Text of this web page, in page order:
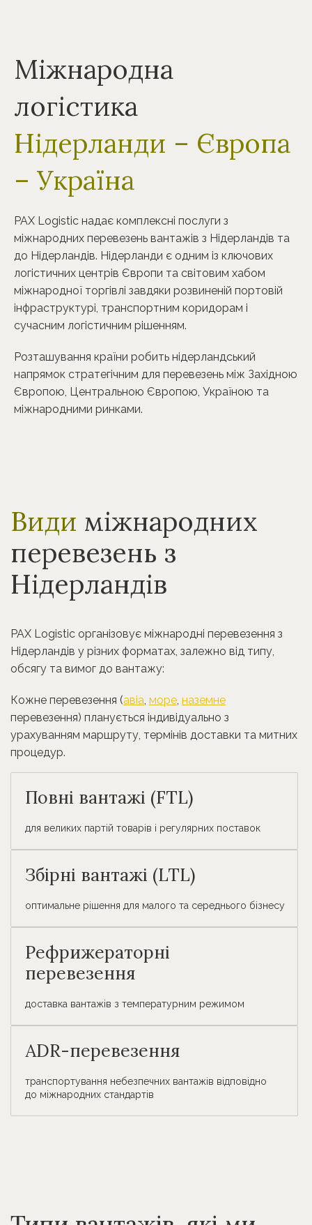
Міжнародна
логістика
Нідерланди – Європа
– Україна
PAX Logistic надає комплексні послуги з
міжнародних перевезень вантажів з Нідерландів та
до Нідерландів. Нідерланди є одним із ключових
логістичних центрів Європи та світовим хабом
міжнародної торгівлі завдяки розвиненій портовій
інфраструктурі, транспортним коридорам і
сучасним логістичним рішенням.
Розташування країни робить нідерландський
напрямок стратегічним для перевезень між Західною
Європою, Центральною Європою, Україною та
міжнародними ринками.
Види міжнародних
перевезень з
Нідерландів
PAX Logistic організовує міжнародні перевезення з
Нідерландів у різних форматах, залежно від типу,
обсягу та вимог до вантажу:
Кожне перевезення (авіа, море, наземне
перевезення) планується індивідуально з
урахуванням маршруту, термінів доставки та митних
процедур.
Повні вантажі (FTL)
для великих партій товарів і регулярних поставок
Збірні вантажі (LTL)
оптимальне рішення для малого та середнього бізнесу
Рефрижераторні
перевезення
доставка вантажів з температурним режимом
ADR-перевезення
транспортування небезпечних вантажів відповідно
до міжнародних стандартів